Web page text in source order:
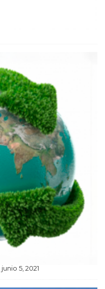
junio 5, 2021